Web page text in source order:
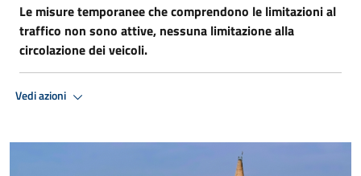
Le misure temporanee che comprendono le limitazioni al
traffico non sono attive, nessuna limitazione alla
circolazione dei veicoli.
Vedi azioni